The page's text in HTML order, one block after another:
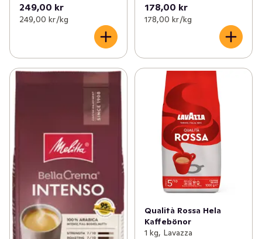
249,00 kr
249,00 kr /kg
178,00 kr
178,00 kr /kg
Qualità Rossa Hela
Kaffebönor
1 kg, Lavazza